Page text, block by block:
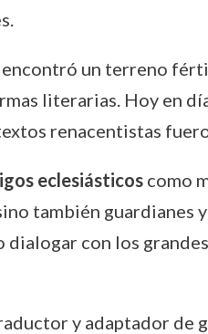
un terreno
literarias. Hoy en
renacentistas
eclesiásticoscomo
también guardianes
con los
y adaptador de